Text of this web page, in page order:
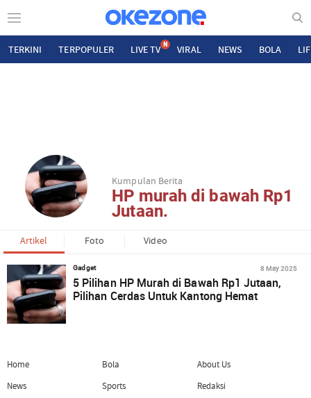
TERKINI TERPOPULER LIVE TV N VIRAL NEWS BOLA
Kumpulan Berita
HP murah di bawah Rp1
Jutaan.
Artikel Foto Video
Gadget 8 May 2025
5 Pilihan HP Murah di Bawah Rp1 Jutaan,
Pilihan Cerdas Untuk Kantong Hemat
Home
News
Bola
Sports
About Us
Redaksi